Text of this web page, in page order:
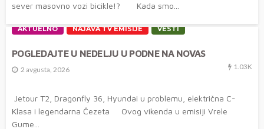
sever masovno vozi bicikle!? Kada smo...
AKTUELNO NAJAVA TV EMISIJE VESTI
POGLEDAJTE U NEDELJU U PODNE NA NOVAS
2 avgusta, 2026 1.03K
Jetour T2, Dragonfly 36, Hyundai u problemu, električna C-
Klasa i legendarna Čezeta Ovog vikenda u emisiji Vrele
Gume...